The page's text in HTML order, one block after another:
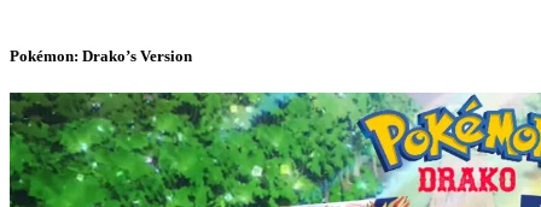
Pokémon: Drako’s Version